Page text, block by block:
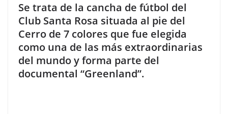
Se trata de la cancha de fútbol del
Club Santa Rosa situada al pie del
Cerro de 7 colores que fue elegida
como una de las más extraordinarias
del mundo y forma parte del
documental “Greenland”.